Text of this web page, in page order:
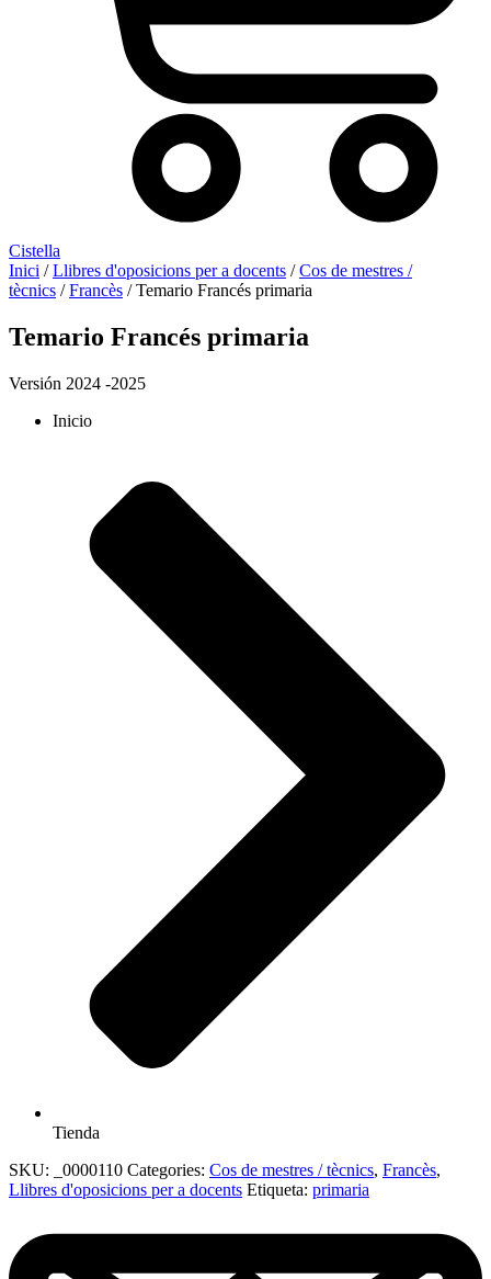
Cistella
Inici /Llibres d'oposicions per a docents /Cos de mestres /
tècnics /Francès / Temario Francés primaria
Temario Francés primaria
Versión 2024 -2025
Inicio
Tienda
SKU:
_0000110 Categories: Cos de mestres / tècnics, Francès,
Llibres d'oposicions per a docents Etiqueta: primaria